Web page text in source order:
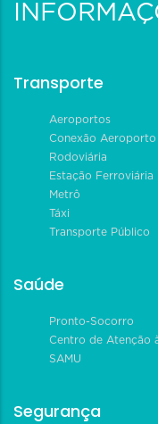
Transporte
Aeroportos
Conexão Aeroporto
Rodoviária
Estação Ferroviária
Metrô
Táxi
Transporte Público
Saúde
Pronto-Socorro
Centro de Atenção
SAMU
Segurança